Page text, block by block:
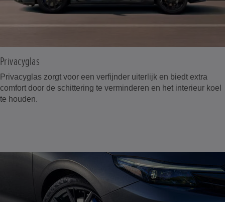
Privacyglas
Privacyglas zorgt voor een verfijnder uiterlijk en biedt extra
comfort door de schittering te verminderen en het interieur koel
te houden.